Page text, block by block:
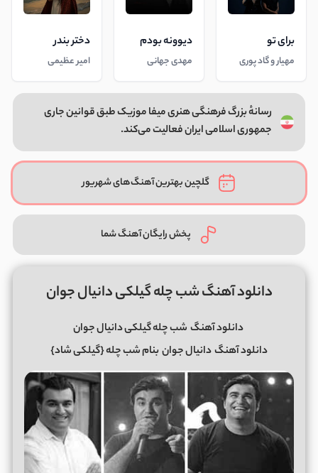
برای تو
مهیار و گاد پوری
دیوونه بودم
مهدی جهانی
دختر بندر
امیر عظیمی
رسانهٔ بزرگ فرهنگی هنری میفا موزیک طبق قوانین جاری
جمهوری اسلامی ایران فعالیت می‌کند.
گلچین بهترین آهنگ‌های شهریور
پخش رایگان آهنگ شما
دانلود آهنگ شب چله گیلکی دانیال جوان
دانلود آهنگ شب چله گیلکی دانیال جوان
دانلود آهنگدانیال جوانبنام شب چله {گیلکی شاد}